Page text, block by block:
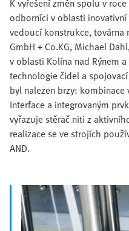
odborníci v oblasti
vedoucí konstrukce, továrna
GmbH + Co.KG, Michael
v oblasti Kolína nad Rýnem
technologie čidel a
byl nalezen brzy:
Interface a integrovaným
vyřazuje stěrač niti z
realizace se ve strojích
AND.